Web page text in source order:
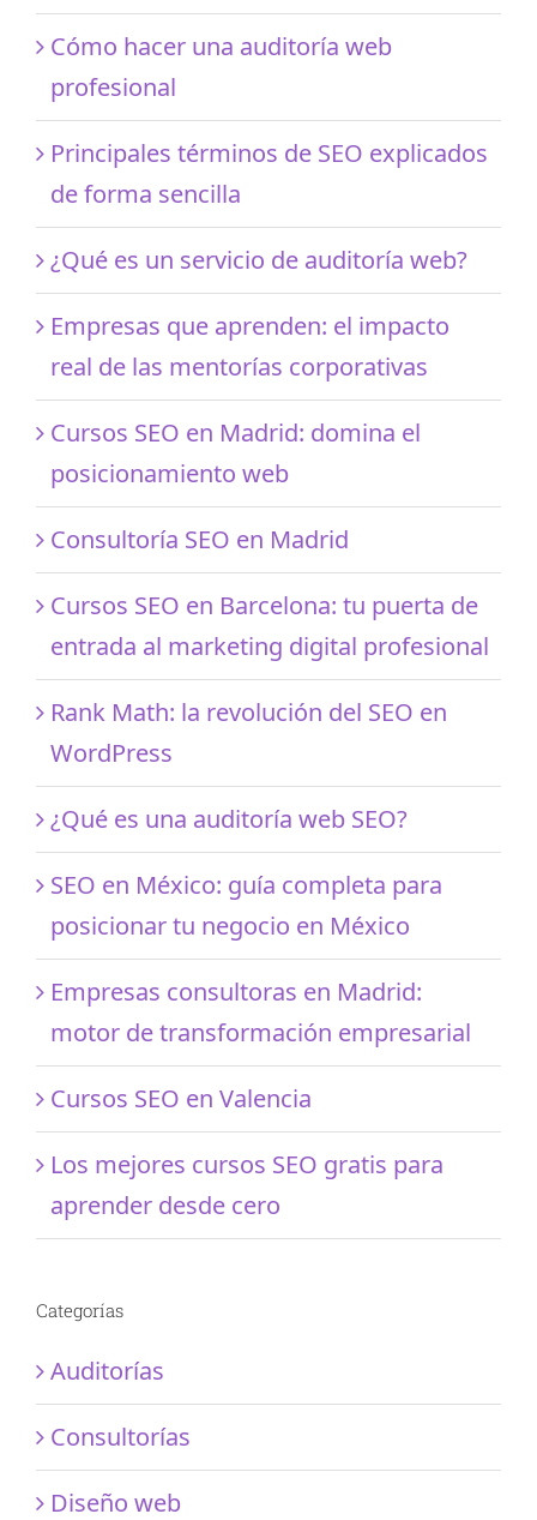
Cómo hacer una auditoría web
profesional
Principales términos de SEO explicados
de forma sencilla
¿Qué es un servicio de auditoría web?
Empresas que aprenden: el impacto
real de las mentorías corporativas
Cursos SEO en Madrid: domina el
posicionamiento web
Consultoría SEO en Madrid
Cursos SEO en Barcelona: tu puerta de
entrada al marketing digital profesional
Rank Math: la revolución del SEO en
WordPress
¿Qué es una auditoría web SEO?
SEO en México: guía completa para
posicionar tu negocio en México
Empresas consultoras en Madrid:
motor de transformación empresarial
Cursos SEO en Valencia
Los mejores cursos SEO gratis para
aprender desde cero
Categorías
Auditorías
Consultorías
Diseño web